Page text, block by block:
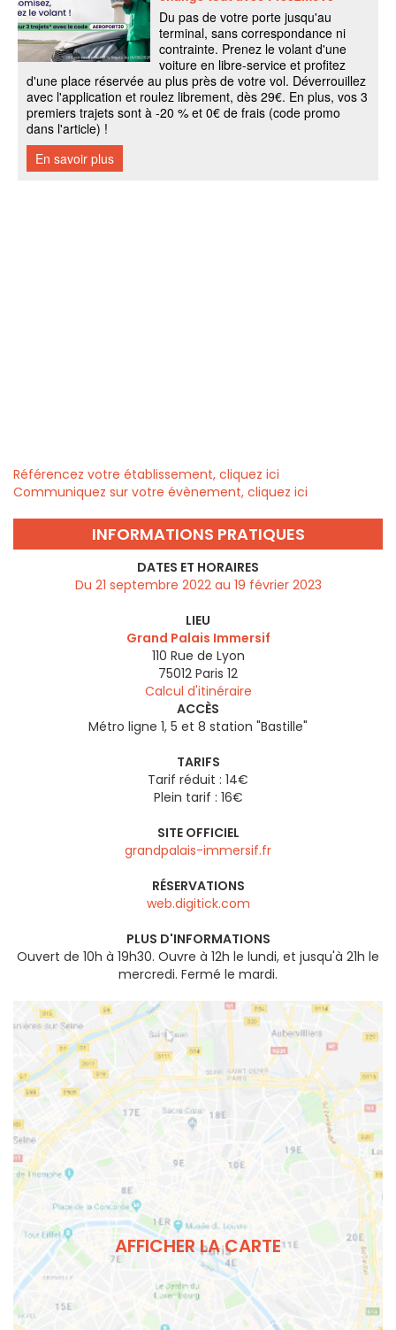
Référencez votre établissement, cliquez ici
Communiquez sur votre évènement, cliquez ici
INFORMATIONS PRATIQUES
DATES ET HORAIRES
Du 21 septembre 2022 au 19 février 2023
LIEU
Grand Palais Immersif
110 Rue de Lyon
75012 Paris 12
Calcul d'itinéraire
ACCÈS
Métro ligne 1, 5 et 8 station "Bastille"
TARIFS
Tarif réduit : 14€
Plein tarif : 16€
SITE OFFICIEL
grandpalais-immersif.fr
RÉSERVATIONS
web.digitick.com
PLUS D'INFORMATIONS
Ouvert de 10h à 19h30. Ouvre à 12h le lundi, et jusqu'à 21h le
mercredi. Fermé le mardi.
AFFICHER LA CARTE